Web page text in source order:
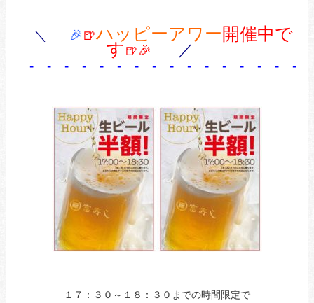
＼ 🎉🍺ハッピーアワー開催中で
す🍺🎉 ／
- - - - - - - - - - - - - - - -
１７：３０～１８：３０までの時間限定で